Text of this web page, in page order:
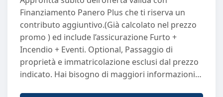
Normativa Ecologica: euro6
Porte: 5
Sedili: 5
Passo: 2588
Potenza (CV)
: 124
Potenza (KW): 91
Proprietari Precedenti: 0
Trasmissione: A
Finanziamento Panero Plus che ti riserva un
contributo aggiuntivo.(Già calcolato nel prezzo
promo ) ed include l’assicurazione Furto +
Incendio + Eventi. Optional, Passaggio di
proprietà e immatricolazione esclusi dal prezzo
indicato. Hai bisogno di maggiori informazioni?